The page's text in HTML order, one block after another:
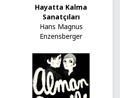
Hayatta Kalma
Sanatçıları
Hans Magnus
Enzensberger